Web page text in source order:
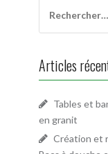
Articles
Tables et
en granit
Création et